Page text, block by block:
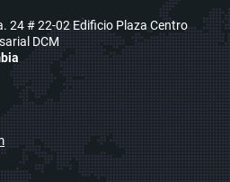
24 # 22-02 Edificio Plaza Centro
DCM